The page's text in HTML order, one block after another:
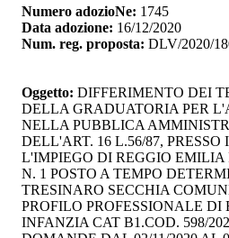
Numero adozioNe: 1745
Data adozione: 16/12/2020
Num. reg. proposta: DLV/2020/
Oggetto: DIFFERIMENTO DEI
DELLA GRADUATORIA PER
NELLA PUBBLICA
DELL'ART. 16 L.56/87, PRESSO
L'IMPIEGO DI REGGIO EMILIA
N. 1 POSTO A TEMPO
TRESINARO SECCHIA
PROFILO PROFESSIONALE DI
INFANZIA CAT B1.COD. 598/